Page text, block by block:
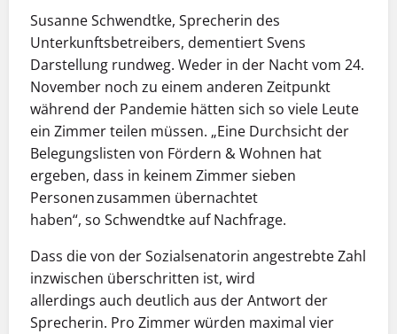
SusanneSchwendtke, Sprecherin des
Unterkunftsbetreibers, dementiert Svens
Darstellung rundweg. Weder in der Nacht vom 24.
November noch zu einem anderen Zeitpunkt
während der Pandemie hätten sich so viele Leute
ein Zimmer teilen müssen. „Eine Durchsicht der
Belegungslisten von Fördern & Wohnen hat
ergeben, dass in keinem Zimmer sieben
Personen zusammen übernachtet
haben“, so Schwendtkeauf Nachfrage.
Dass die von der Sozialsenatorin angestrebte Zahl
inzwischen überschritten ist, wird
allerdings auch deutlich aus der Antwort der
Sprecherin. Pro Zimmer würden maximal vier